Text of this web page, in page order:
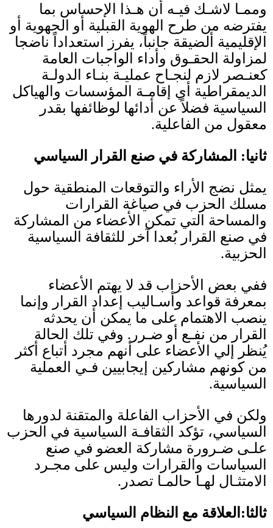
وممـا لاشـك فيـه أن هـذا الإحساس بما
يفترضه من طرح الهوية القبلية أو الجهوية أو
الإقليمية ألضيقة جانباً، يفرز استعداداً ناضجا
لمزاولة الحقـوق وأداء الواجبات العامة
كعنـصر لازم لنجـاح عمليـة بنـاء الدولـة
الديمقراطية أي إقامـة المؤسسات والهياكل
السياسية فضلاً عن أدائها لوظائفها بقدر
معقول من الفاعلية.
ثانيا:
المشاركة في صنع القرار السياسي
يمثل نضج الأراء والتوقعات المنطقية حول
مسلك الحزب في صياغة القرارات
والمساحة التي تمكن الأعضاء من المشاركة
في صنع القرار بُعدا آخر للثقافة السياسية
الحزبية.
ففي بعض الأحزاب قد لا يهتم الأعضاء
بمعرفة قواعد وأسـاليب إعداد القرار وإنما
ينصب الاهتمام على ما يمكن أن يحدثه
القرار من نفـع أو ضـرر . وفي تلك الحالة
يُنظر إلي الأعضاء على أنهم مجرد أتباع أكثر
من كونهم مشاركين إيجابيين فـي العملية
السياسية.
ولكن في الأحزاب الفاعلة والمتقنة لدورها
السياسي، تؤكد الثقافـة السياسية في الحزب
علـى ضـرورة مشاركة العضو في صنع
السياسات والقرارات وليس على مجـرد
الامتثـال لهـا حالمـا تصدر .
ثالثا: العلاقة مع النظام السياسي